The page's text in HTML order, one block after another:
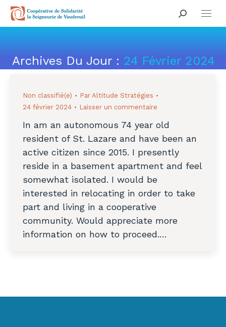
Search:
Archives Du Jour : 24 Février 2024
Non classifié(e) Par Altitude Stratégies
24 février 2024
Laisser un commentaire
In am an autonomous 74 year old
resident of St. Lazare and have been an
active citizen since 2015. I presently
reside in a basement apartment and feel
somewhat isolated. I would be
interested in relocating in order to take
part and living in a cooperative
community. Would appreciate more
information on how to proceed.…